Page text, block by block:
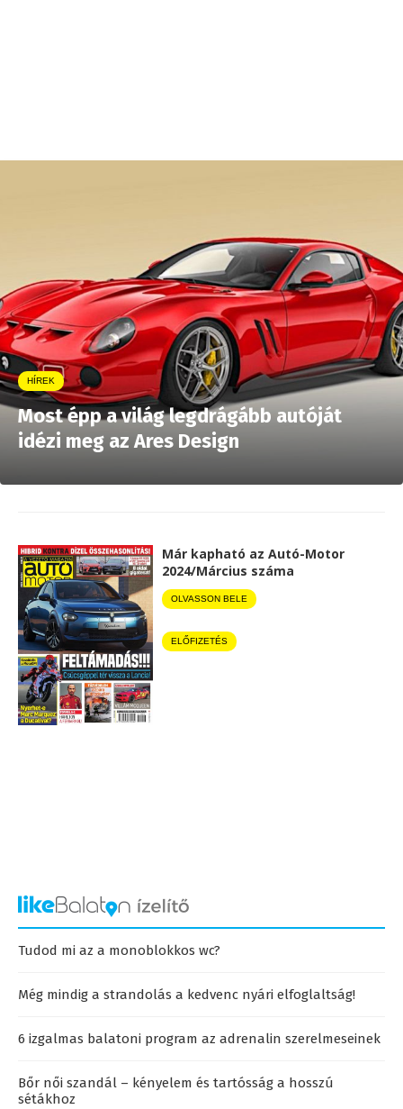
HÍREK
Most épp a világ legdrágább autóját
idézi meg az Ares Design
Már kapható az Autó-Motor
2024/Március száma
OLVASSON BELE
ELŐFIZETÉS
Tudod mi az a monoblokkos wc?
Még mindig a strandolás a kedvenc nyári elfoglaltság!
6 izgalmas balatoni program az adrenalin szerelmeseinek
Bőr női szandál – kényelem és tartósság a hosszú
sétákhoz